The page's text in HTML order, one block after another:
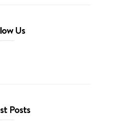
Us
Posts